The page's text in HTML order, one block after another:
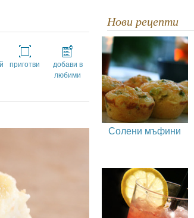
приготви
добави в
любими
Нови рецепти
Солени мъфини